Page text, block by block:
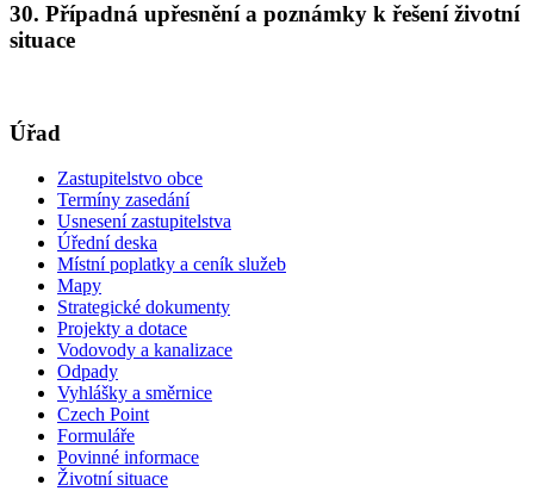
30. Případná upřesnění a poznámky k řešení životní
situace
Úřad
Zastupitelstvo obce
Termíny zasedání
Usnesení zastupitelstva
Úřední deska
Místní poplatky a ceník služeb
Mapy
Strategické dokumenty
Projekty a dotace
Vodovody a kanalizace
Odpady
Vyhlášky a směrnice
Czech Point
Formuláře
Povinné informace
Životní situace